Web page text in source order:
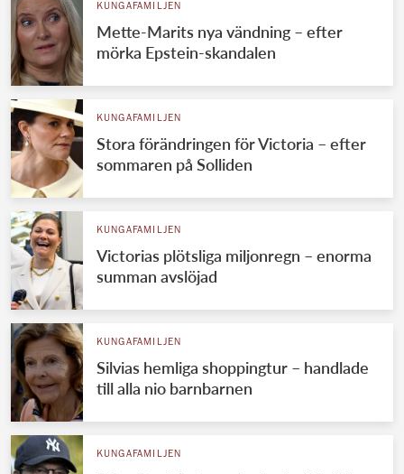
KUNGAFAMILJEN
Mette-Marits nya vändning – efter
mörka Epstein-skandalen
KUNGAFAMILJEN
Stora förändringen för Victoria – efter
sommaren på Solliden
KUNGAFAMILJEN
Victorias plötsliga miljonregn – enorma
summan avslöjad
KUNGAFAMILJEN
Silvias hemliga shoppingtur – handlade
till alla nio barnbarnen
KUNGAFAMILJEN